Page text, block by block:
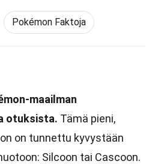
Pokémon Faktoja
maailman
otuksista. Tämä pieni,
on tunnettu kyvystään
Silcoon tai Cascoon.